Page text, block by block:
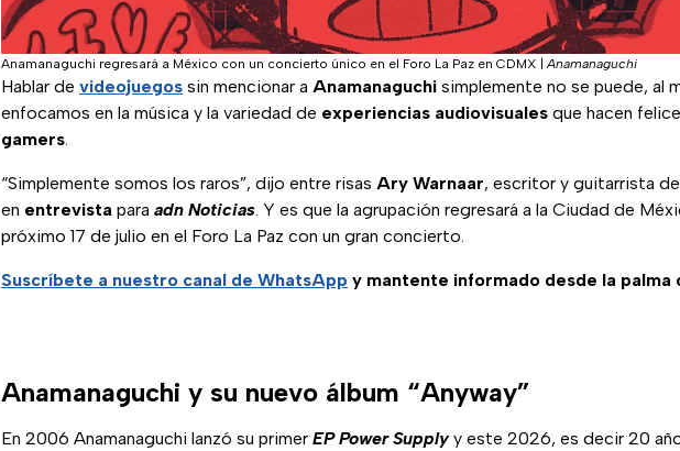
Anamanaguchi regresará a México con un concierto único en el Foro La Paz en CDMX |Anamanaguchi
Hablar de videojuegos sin mencionar a Anamanaguchi simplemente no se puede, al
enfocamos en la música y la variedad de experiencias audiovisuales que hacen
gamers.
“Simplemente somos los raros”, dijo entre risas Ary Warnaar, escritor y guitarrista
en entrevista para adn Noticias. Y es que la agrupación regresará a la Ciudad de
próximo 17 de julio en el Foro La Paz con un gran concierto.
Suscríbete a nuestro canal de WhatsApp y mantente informado desde la palma
Anamanaguchi y su nuevo álbum “Anyway”
En 2006 Anamanaguchi lanzó su primer EP Power Supplyy este 2026, es decir 20